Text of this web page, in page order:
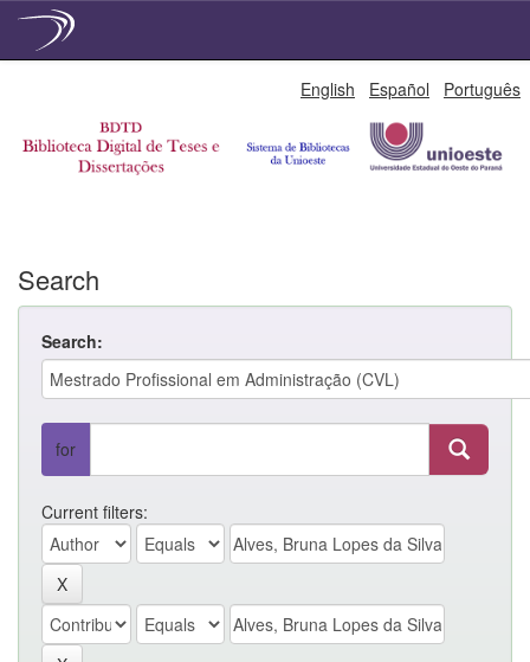
English Español Português
Search
Search:
for
Current filters: